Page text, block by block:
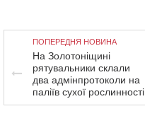
ПОПЕРЕДНЯ НОВИНА
На Золотоніщині
рятувальники склали
два адмінпротоколи на
паліїв сухої рослинності